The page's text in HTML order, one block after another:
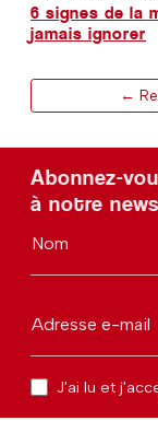
6 signes de la
jamais ignorer
←
Abonnez-
à notre
Nom
Adresse e-mail
J'ai lu et